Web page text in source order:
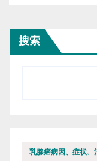
搜索
乳腺癌病因、症状、